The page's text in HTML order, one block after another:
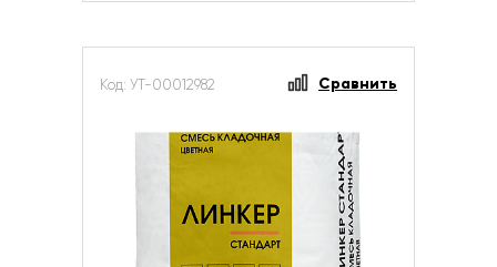
Код: УТ-00012982 Сравнить